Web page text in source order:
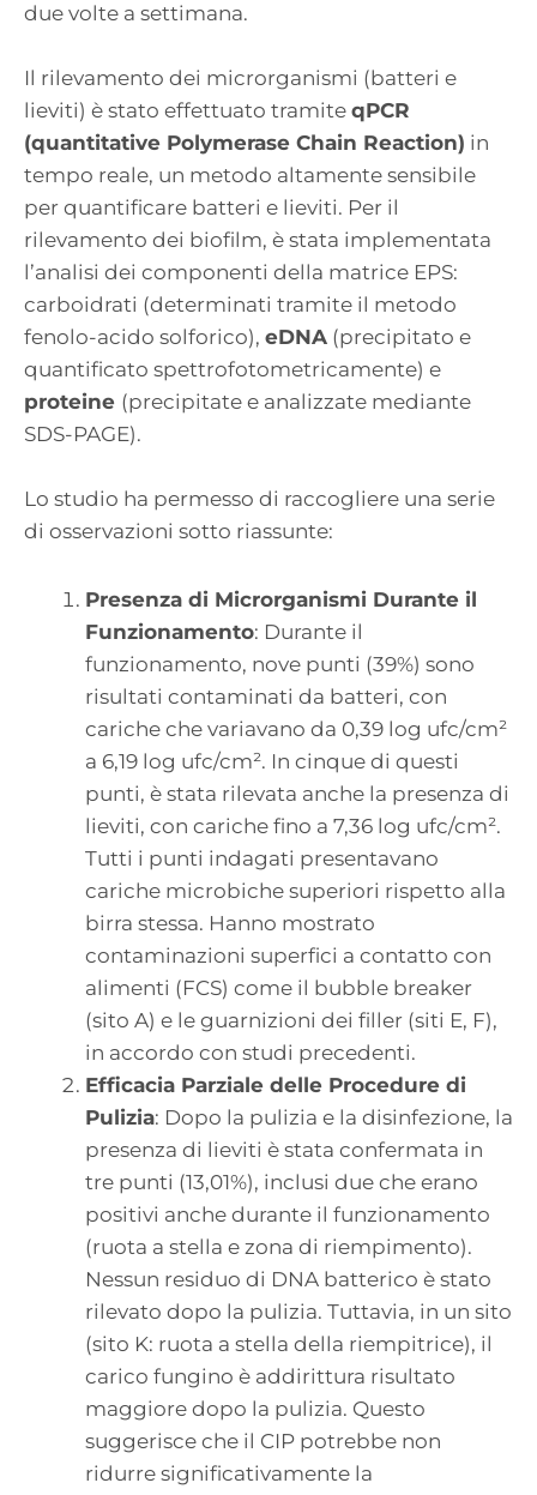
due volte a settimana.
Il rilevamento dei microrganismi (batteri e
lieviti) è stato effettuato tramite qPCR
(quantitative Polymerase Chain Reaction) in
tempo reale, un metodo altamente sensibile
per quantificare batteri e lieviti. Per il
rilevamento dei biofilm, è stata implementata
l’analisi dei componenti della matrice EPS:
carboidrati (determinati tramite il metodo
fenolo-acido solforico), eDNA (precipitato e
quantificato spettrofotometricamente) e
proteine (precipitate e analizzate mediante
SDS-PAGE).
Lo studio ha permesso di raccogliere una serie
di osservazioni sotto riassunte:
Presenza di Microrganismi Durante il
Funzionamento: Durante il
funzionamento, nove punti (39%) sono
risultati contaminati da batteri, con
cariche che variavano da 0,39 log ufc/cm²
a 6,19 log ufc/cm². In cinque di questi
punti, è stata rilevata anche la presenza di
lieviti, con cariche fino a 7,36 log ufc/cm².
Tutti i punti indagati presentavano
cariche microbiche superiori rispetto alla
birra stessa. Hanno mostrato
contaminazioni superfici a contatto con
alimenti (FCS) come il bubble breaker
(sito A) e le guarnizioni dei filler (siti E, F),
in accordo con studi precedenti.
Efficacia Parziale delle Procedure di
Pulizia: Dopo la pulizia e la disinfezione, la
presenza di lieviti è stata confermata in
tre punti (13,01%), inclusi due che erano
positivi anche durante il funzionamento
(ruota a stella e zona di riempimento).
Nessun residuo di DNA batterico è stato
rilevato dopo la pulizia. Tuttavia, in un sito
(sito K: ruota a stella della riempitrice), il
carico fungino è addirittura risultato
maggiore dopo la pulizia. Questo
suggerisce che il CIP potrebbe non
ridurre significativamente la